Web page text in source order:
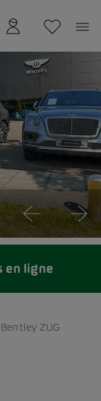
Bentley ZUG
en ligne